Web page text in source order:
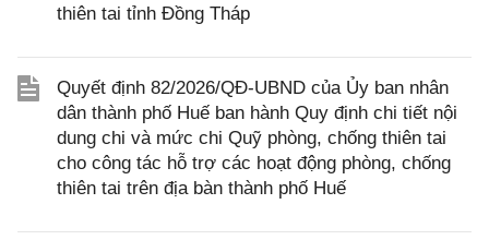
thiên tai tỉnh Đồng Tháp
Quyết định 82/2026/QĐ-UBND của Ủy ban nhân
dân thành phố Huế ban hành Quy định chi tiết nội
dung chi và mức chi Quỹ phòng, chống thiên tai
cho công tác hỗ trợ các hoạt động phòng, chống
thiên tai trên địa bàn thành phố Huế